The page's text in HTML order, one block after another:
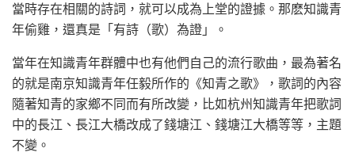
當時存在相關的詩詞，就可以成為上堂的證據。那麽知識青
年偷雞，還真是「有詩（歌）為證」。
當年在知識青年群體中也有他們自己的流行歌曲，最為著名
的就是南京知識青年任毅所作的《知青之歌》，歌詞的內容
隨著知青的家鄉不同而有所改變，比如杭州知識青年把歌詞
中的長江、長江大橋改成了錢塘江、錢塘江大橋等等，主題
不變。